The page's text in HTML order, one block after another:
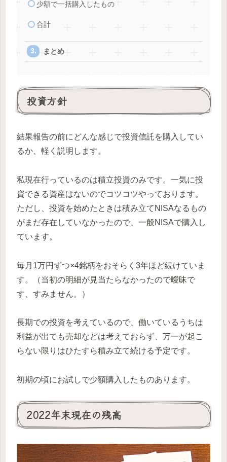
少額で一括購入したもの
合計
まとめ
投資方針
結果報告の前にどんな感じで投資信託を購入してい
るか、軽く説明します。
私現在行っているのは積立投資のみです。一気に投
資できる資産はないのでコツコツやっております。
ただし、投資を始めたときは積み立てNISAなるもの
がまだ存在していなかったので、一般NISAで購入し
ています。
毎月1万円ずつ×4銘柄をおそらく3年ほど続けていま
す。（当初の明細が見当たらなかったので曖昧で
す、すみません。）
長期での投資を考えているので、働いているうちは
利益が出ても売却などは考えておらず、万一が起こ
らない限りはひたすら積み立て続ける予定です。
初期の頃にお試しで少額購入したものあります。
2022年末現在の残高